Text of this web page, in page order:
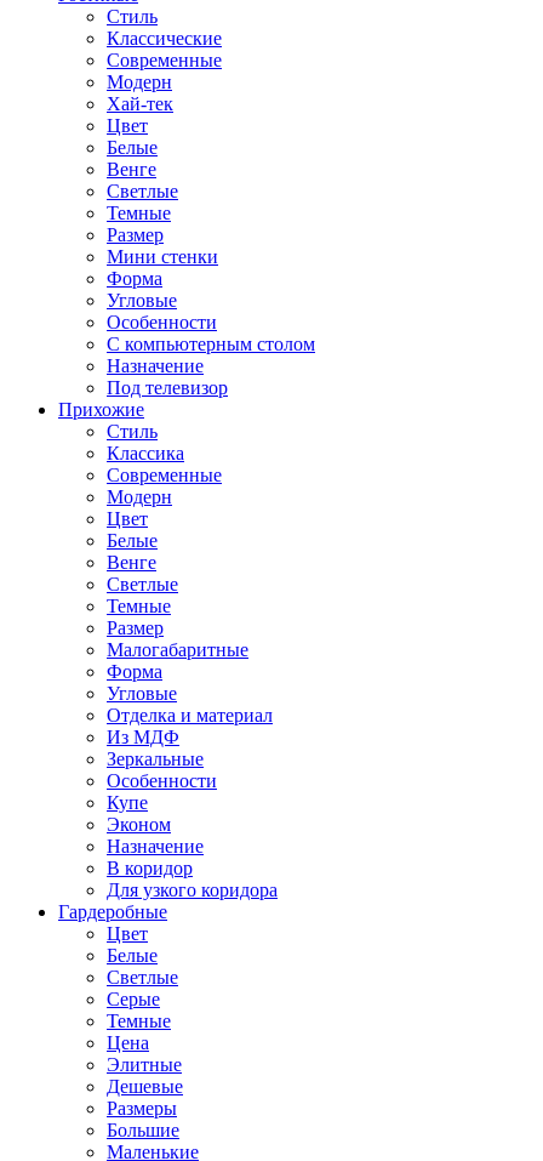
Стиль
Классические
Современные
Модерн
Хай-тек
Цвет
Белые
Венге
Светлые
Темные
Размер
Мини стенки
Форма
Угловые
Особенности
С компьютерным столом
Назначение
Под телевизор
Прихожие
Стиль
Классика
Современные
Модерн
Цвет
Белые
Венге
Светлые
Темные
Размер
Малогабаритные
Форма
Угловые
Отделка и материал
Из МДФ
Зеркальные
Особенности
Купе
Эконом
Назначение
В коридор
Для узкого коридора
Гардеробные
Цвет
Белые
Светлые
Серые
Темные
Цена
Элитные
Дешевые
Размеры
Большие
Маленькие